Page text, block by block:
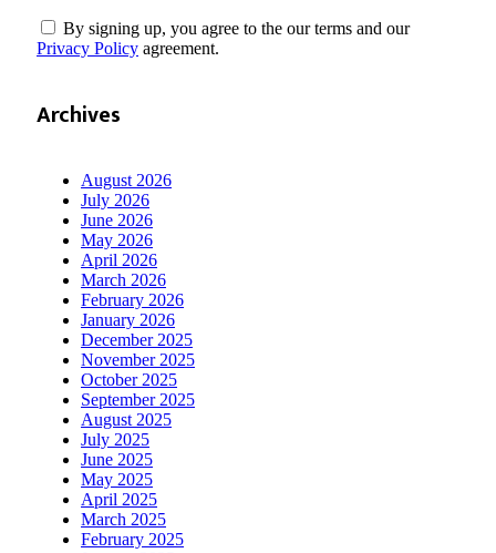
By signing up, you agree to the our terms and our
Privacy Policy agreement.
Archives
August 2026
July 2026
June 2026
May 2026
April 2026
March 2026
February 2026
January 2026
December 2025
November 2025
October 2025
September 2025
August 2025
July 2025
June 2025
May 2025
April 2025
March 2025
February 2025